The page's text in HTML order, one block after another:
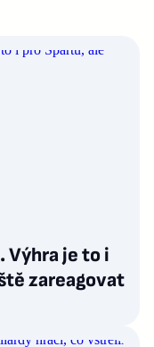
Výhra je to i
zareagovat